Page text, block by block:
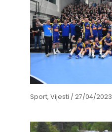
Sport,Vijesti /27/04/2023